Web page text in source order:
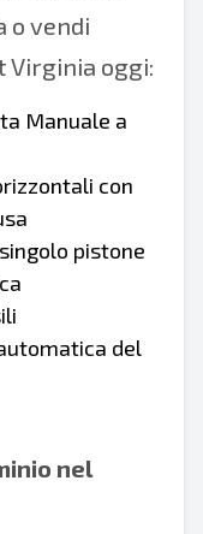
o vendi
Virginia oggi:
Manuale a
con
pistone
del
nel